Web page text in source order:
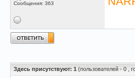
Сообщения: 363
Здесь присутствуют: 1 (пользователей - 0 ,